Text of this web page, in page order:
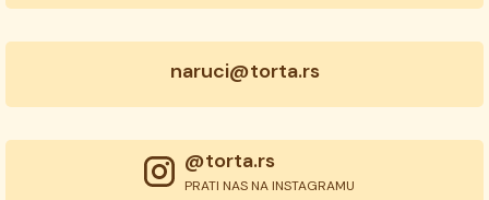
naruci@torta.rs
@torta.rs
PRATI NAS NA INSTAGRAMU